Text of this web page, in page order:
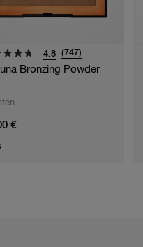
4.8 (747)
Bronzing Powder
€